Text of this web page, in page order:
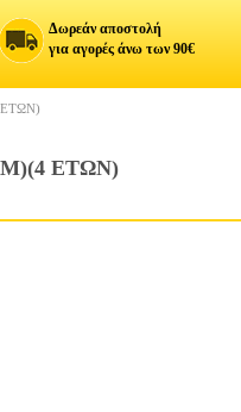
Δωρεάν αποστολή
για αγορές άνω των 90€
ΕΤΩΝ)
ΕΤΩΝ)